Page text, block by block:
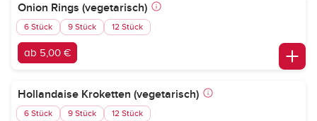
Onion Rings (vegetarisch)
6 Stück 9 Stück 12 Stück
ab 5,00 €
Hollandaise Kroketten (vegetarisch)
6 Stück 9 Stück 12 Stück